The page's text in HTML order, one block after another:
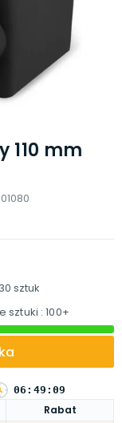
110 mm
Rabat
30 sztuk
sztuki : 100+
06 : 49 :08